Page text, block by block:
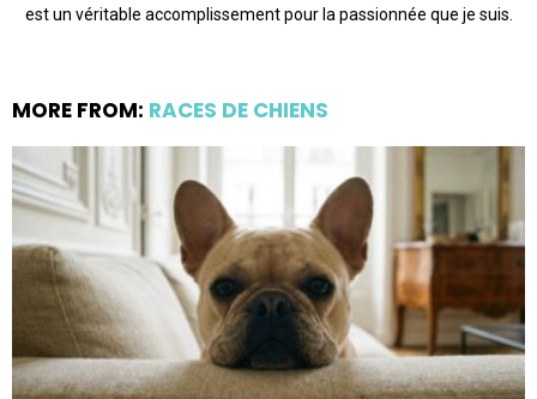
est un véritable accomplissement pour la passionnée que je suis.
MORE FROM: RACES DE CHIENS